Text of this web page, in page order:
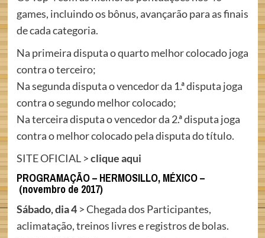
games, incluindo os bônus, avançarão para as finais
de cada categoria.
Na primeira disputa o quarto melhor colocado joga
contra o terceiro;
Na segunda disputa o vencedor da 1.ª disputa joga
contra o segundo melhor colocado;
Na terceira disputa o vencedor da 2.ª disputa joga
contra o melhor colocado pela disputa do título.
SITE OFICIAL >clique aqui
PROGRAMAÇÃO – HERMOSILLO, MÉXICO –
(novembro de 2017)
Sábado, dia 4> Chegada dos Participantes,
aclimatação, treinos livres e registros de bolas.